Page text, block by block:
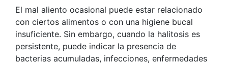
El mal aliento ocasional puede estar relacionado
con ciertos alimentos o con una higiene bucal
insuficiente. Sin embargo, cuando la halitosis es
persistente, puede indicar la presencia de
bacterias acumuladas, infecciones, enfermedades